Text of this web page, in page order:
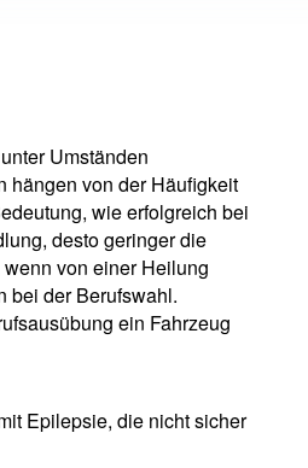
Umständen
hängen von der Häufigkeit
wie erfolgreich bei
desto geringer die
von einer Heilung
bei der Berufswahl.
ein Fahrzeug
Epilepsie, die nicht sicher